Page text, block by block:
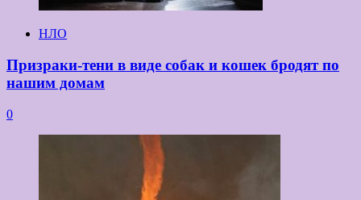
НЛО
Призраки-тени в виде собак и кошек бродят по
нашим домам
0